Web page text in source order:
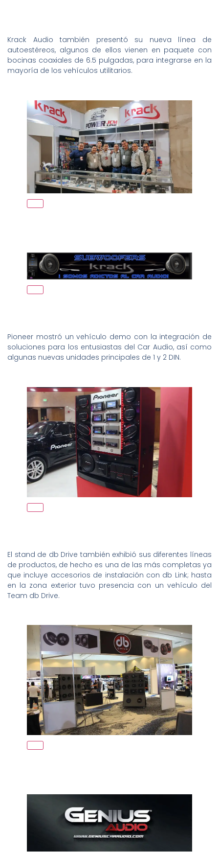
Krack Audio también presentó su nueva línea de
autoestéreos, algunos de ellos vienen en paquete con
bocinas coaxiales de 6.5 pulgadas, para integrarse en la
mayoría de los vehículos utilitarios.
Pioneer mostró un vehículo demo con la integración de
soluciones para los entusiastas del Car Audio, así como
algunas nuevas unidades principales de 1 y 2 DIN.
El stand de db Drive también exhibió sus diferentes líneas
de productos, de hecho es una de las más completas ya
que incluye accesorios de instalación con db Link; hasta
en la zona exterior tuvo presencia con un vehículo del
Team db Drive.